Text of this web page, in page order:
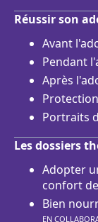
Réussir son
Avant
Pendant
Après
Portraits
Les dossiers
Adopter
confort
Bien
EN